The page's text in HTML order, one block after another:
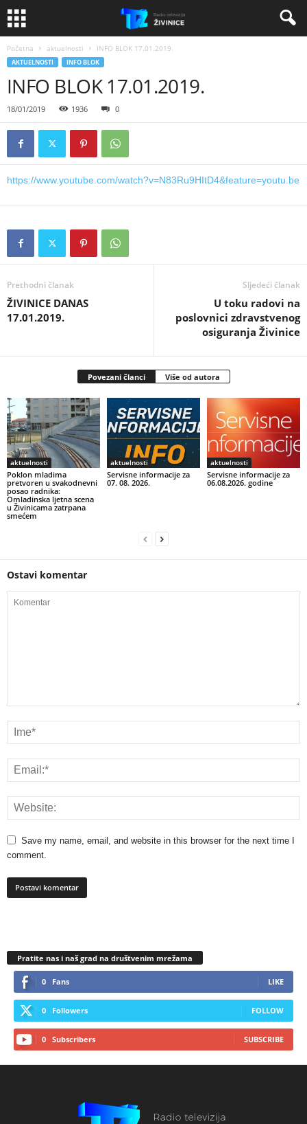
Početna aktuelnosti INFO BLOK 17.01.2019.
AKTUELNOSTI INFO BLOK
INFO BLOK 17.01.2019.
18/01/2019 1936 0
https://www.youtube.com/watch?v=N83Ru9HItD4&feature=youtu.be
Prethodni članak
ŽIVINICE DANAS
17.01.2019.
Sljedeći članak
U toku radovi na
poslovnici zdravstvenog
osiguranja Živinice
Povezani članci Više od autora
aktuelnosti
Poklon mladima
pretvoren u svakodnevni
posao radnika:
Omladinska ljetna scena
u Živinicama zatrpana
smećem
aktuelnosti
Servisne informacije za
07. 08. 2026.
aktuelnosti
Servisne informacije za
06.08.2026. godine
Ostavi komentar
Save my name, email, and website in this browser for the next time I
comment.
Pratite nas i naš grad na društvenim mrežama
0 Fans LIKE
0 Followers FOLLOW
0 Subscribers SUBSCRIBE